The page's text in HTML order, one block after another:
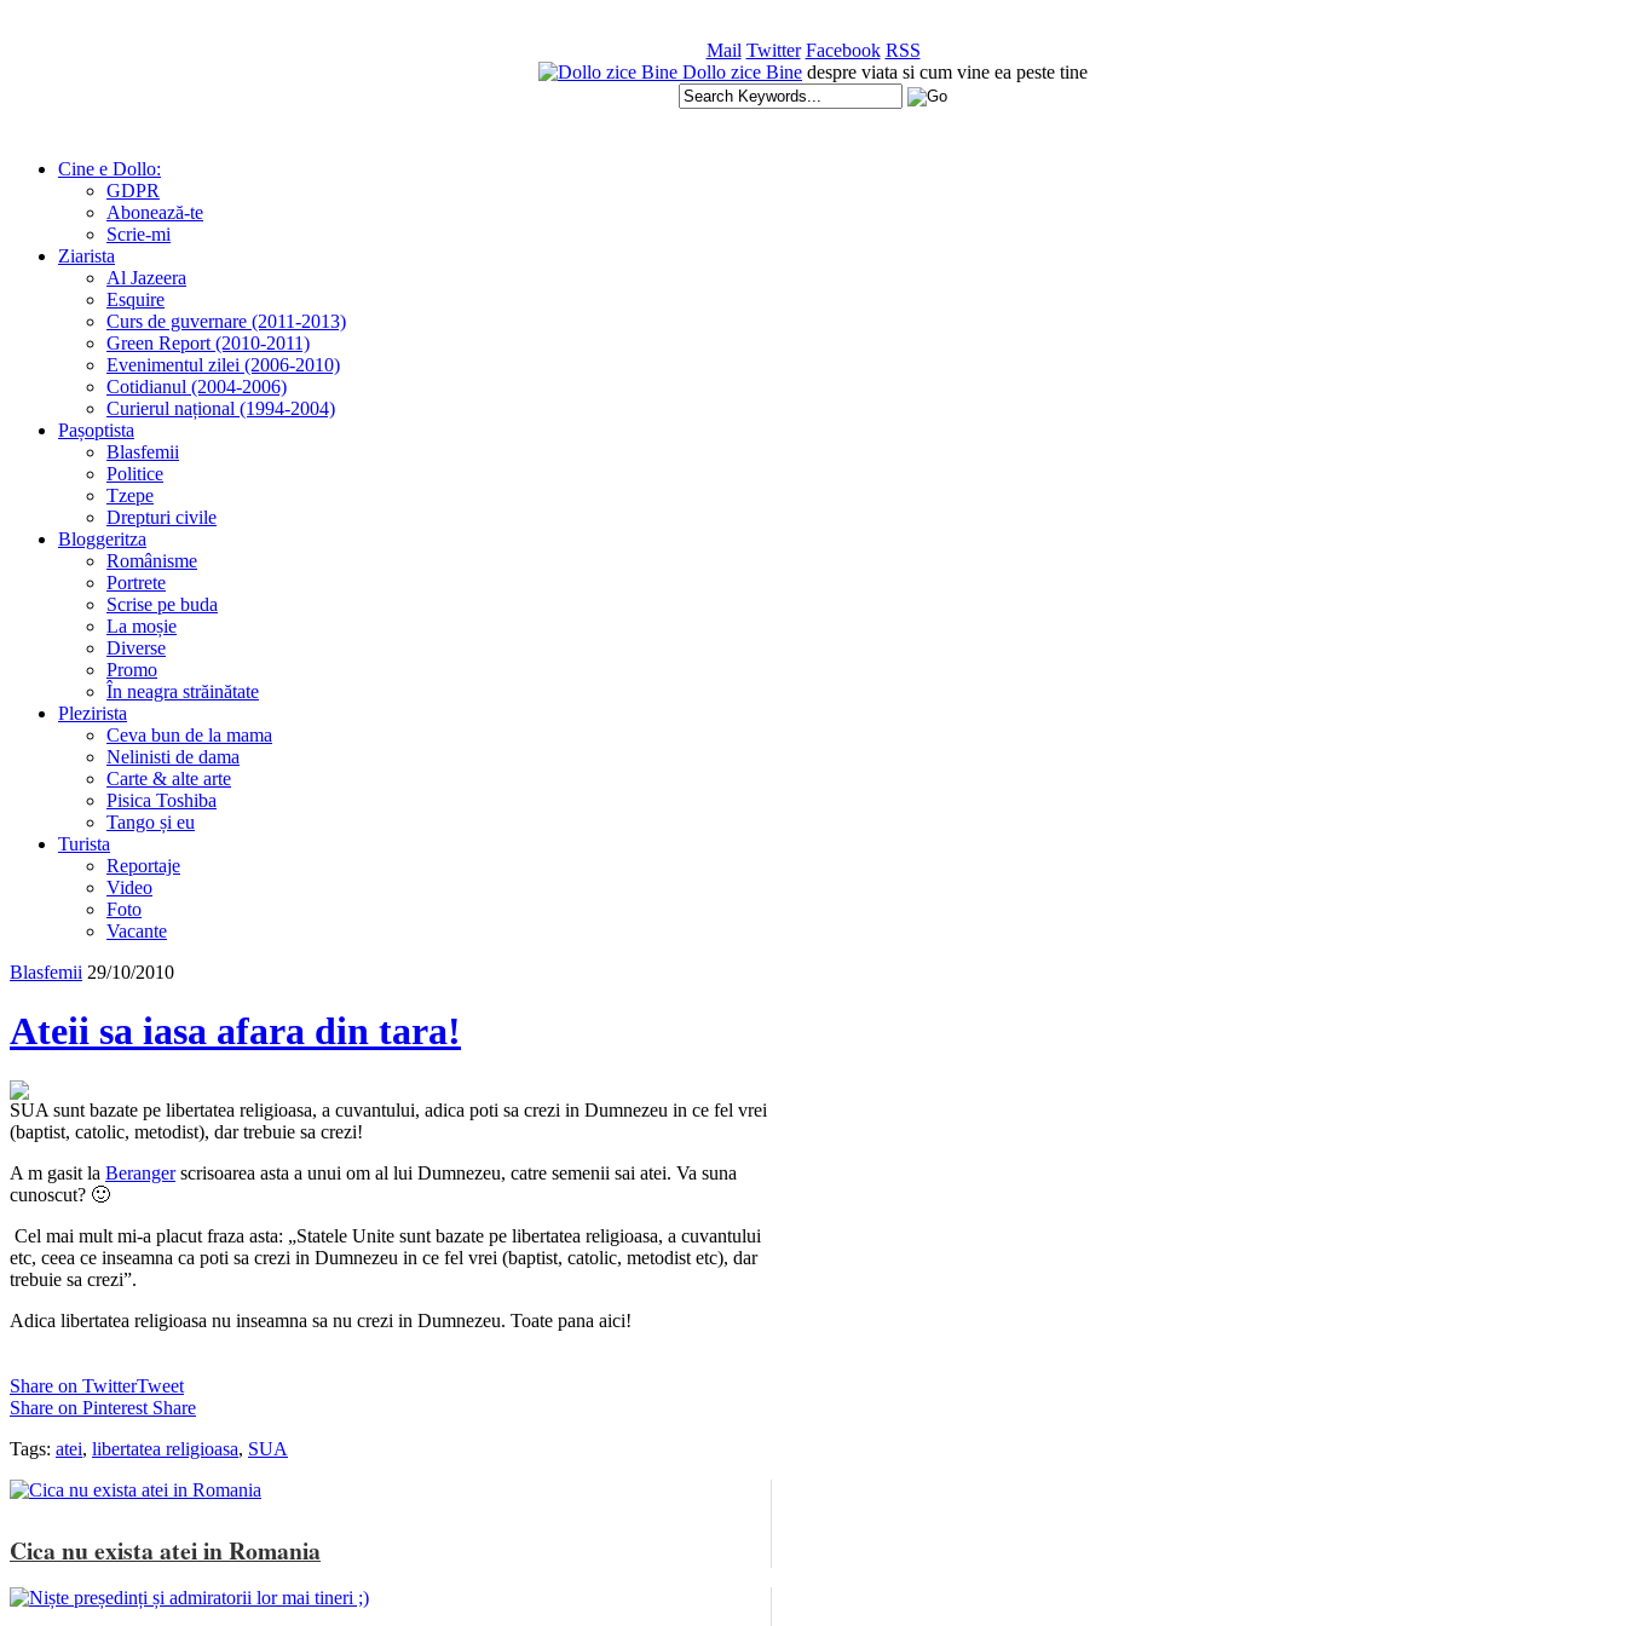
Mail Twitter Facebook RSS
Dollo zice Bine despre viata si cum vine ea peste tine
Cine e Dollo:
GDPR
Abonează-te
Scrie-mi
Ziarista
Al Jazeera
Esquire
Curs de guvernare (2011-2013)
Green Report (2010-2011)
Evenimentul zilei (2006-2010)
Cotidianul (2004-2006)
Curierul național (1994-2004)
Pașoptista
Blasfemii
Politice
Tzepe
Drepturi civile
Bloggeritza
Românisme
Portrete
Scrise pe buda
La moșie
Diverse
Promo
În neagra străinătate
Plezirista
Ceva bun de la mama
Nelinisti de dama
Carte & alte arte
Pisica Toshiba
Tango și eu
Turista
Reportaje
Video
Foto
Vacante
Blasfemii 29/10/2010
Ateii sa iasa afara din tara!
SUA sunt bazate pe libertatea religioasa, a cuvantului, adica poti sa crezi in Dumnezeu in ce fel vrei
(baptist, catolic, metodist), dar trebuie sa crezi!
A m gasit la Berangerscrisoarea asta a unui om al lui Dumnezeu, catre semenii sai atei. Va suna
cunoscut? 🙂
Cel mai mult mi-a placut fraza asta: „Statele Unite sunt bazate pe libertatea religioasa, a cuvantului
etc, ceea ce inseamna ca poti sa crezi in Dumnezeu in ce fel vrei (baptist, catolic, metodist etc), dar
trebuie sa crezi”.
Adica libertatea religioasa nu inseamna sa nu crezi in Dumnezeu. Toate pana aici!
Share on TwitterTweet
Share on Pinterest Share
Tags: atei, libertatea religioasa, SUA
Cica nu exista atei in Romania